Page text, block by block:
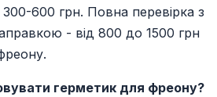
600 грн. Повна перевірка з
- від 800 до 1500 грн
герметик для фреону?